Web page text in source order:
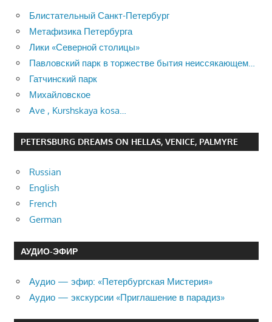
Блистательный Санкт-Петербург
Метафизика Петербурга
Лики «Северной столицы»
Павловский парк в торжестве бытия неиссякающем…
Гатчинский парк
Михайловское
Ave , Kurshskaya kosa…
PETERSBURG DREAMS ON HELLAS, VENICE, PALMYRE
Russian
English
French
German
АУДИО-ЭФИР
Аудио — эфир: «Петербургская Мистерия»
Аудио — экскурсии «Приглашение в парадиз»